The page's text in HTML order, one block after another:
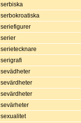
serbiska
serbokroatiska
seriefigurer
serier
serietecknare
serigrafi
sevädheter
sevärdheter
sevärdheter
sevärheter
sexualitet